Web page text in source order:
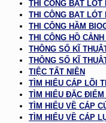
THI CÔNG BẠT LÓT
THI CÔNG BẠT LÓT
THI CÔNG HẦM
THI CÔNG HỒ
THÔNG SỐ KĨ
THÔNG SỐ KĨ
TIỆC TẤT NIÊN
TÌM HIỂU CÁP LÕI
TÌM HIỂU ĐẶC
TÌM HIỂU VỀ CÁP
TÌM HIỂU VỀ CÁP